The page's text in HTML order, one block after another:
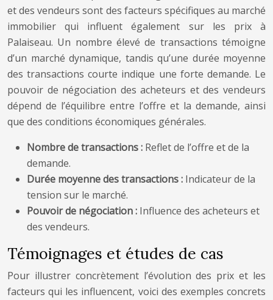
et des vendeurs sont des facteurs spécifiques au marché
immobilier qui influent également sur les prix à
Palaiseau. Un nombre élevé de transactions témoigne
d’un marché dynamique, tandis qu’une durée moyenne
des transactions courte indique une forte demande. Le
pouvoir de négociation des acheteurs et des vendeurs
dépend de l’équilibre entre l’offre et la demande, ainsi
que des conditions économiques générales.
Nombre de transactions : Reflet de l’offre et de la
demande.
Durée moyenne des transactions : Indicateur de la
tension sur le marché.
Pouvoir de négociation : Influence des acheteurs et
des vendeurs.
Témoignages et études de cas
Pour illustrer concrètement l’évolution des prix et les
facteurs qui les influencent, voici des exemples concrets